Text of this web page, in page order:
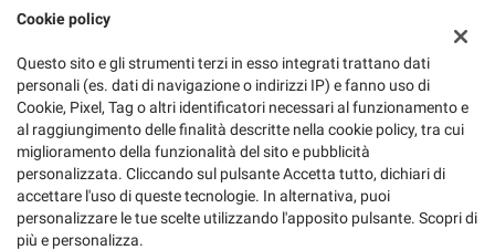
Dati fiscali:
Via Gobetti, 12, Buccinasco (MI)
C.F/P.IVA:05343520960
Registro delle imprese: MI
Cookie policy
Questo sito e gli strumenti terzi in esso integrati trattano dati
personali (es. dati di navigazione o indirizzi IP) e fanno uso di
Cookie, Pixel, Tag o altri identificatori necessari al funzionamento e
al raggiungimento delle finalità descritte nella cookie policy, tra cui
miglioramento della funzionalità del sito e pubblicità
personalizzata. Cliccando sul pulsante Accetta tutto, dichiari di
accettare l'uso di queste tecnologie. In alternativa, puoi
personalizzare le tue scelte utilizzando l'apposito pulsante. Scopri di
più e personalizza.